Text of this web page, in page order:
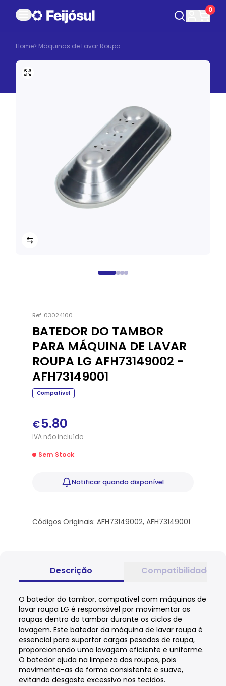
0
Home> Máquinas de Lavar Roupa
Ref. 03024100
BATEDOR DO TAMBOR
PARA MÁQUINA DE LAVAR
ROUPA LG AFH73149002 -
AFH73149001
Compatível
€5.80
IVAnãoincluído
Sem Stock
Notificarquando disponível
Códigos Originais: AFH73149002, AFH73149001
Descrição Compatibilidade
O batedor do tambor, compatível com máquinas de
lavar roupa LG é responsável por movimentar as
roupas dentro do tambor durante os ciclos de
lavagem. Este batedor da máquina de lavar roupa é
essencial para suportar cargas pesadas de roupa,
proporcionando uma lavagem eficiente e uniforme.
O batedor ajuda na limpeza das roupas, pois
movimenta-as de forma consistente e suave,
evitando desgaste excessivo nos tecidos.